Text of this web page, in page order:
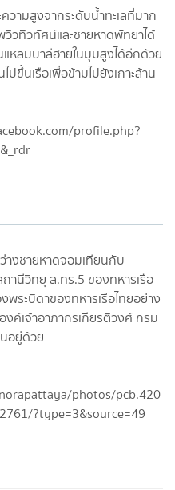
วามสูงจากระดับน้ำทะเลที่มาก
วิวทิวทัศน์และชายหาดพัทยาได้
แหลมบาลีฮายในมุมสูงได้อีกด้วย
ปขึ้นเรือเพื่อข้ามไปยังเกาะล้าน
างชายหาดจอมเทียนกับ
านีวิทยุ ส.ทร.5 ของทหารเรือ
ระบิดาของทหารเรือไทยอย่าง
งค์เจ้าอาภากรเกียรติวงศ์ กรม
อยู่ด้วย